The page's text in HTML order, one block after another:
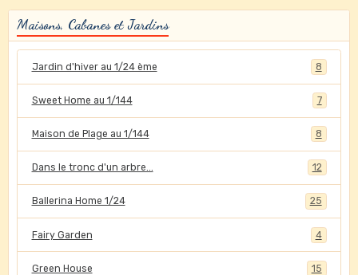
Maisons, Cabanes et Jardins
Jardin d'hiver au 1/24 ème 8
Sweet Home au 1/144 7
Maison de Plage au 1/144 8
Dans le tronc d'un arbre... 12
Ballerina Home 1/24 25
Fairy Garden 4
Green House 15